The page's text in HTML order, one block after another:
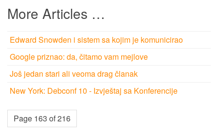
More Articles …
Edward Snowden i sistem sa kojim je komunicirao
Google priznao: da, čitamo vam mejlove
Još jedan stari ali veoma drag članak
New York: Debconf 10 - Izvještaj sa Konferencije
Page 163 of 216